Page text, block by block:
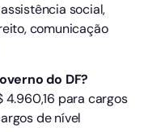
social,
comunicação
do DF?
4.960,16 para cargos
de nível